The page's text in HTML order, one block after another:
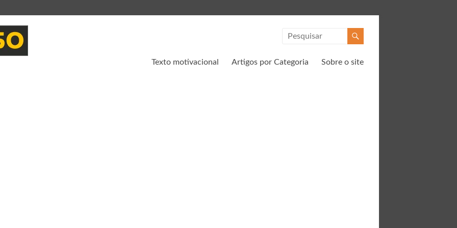
Texto motivacional Artigos por Categoria Sobre o site